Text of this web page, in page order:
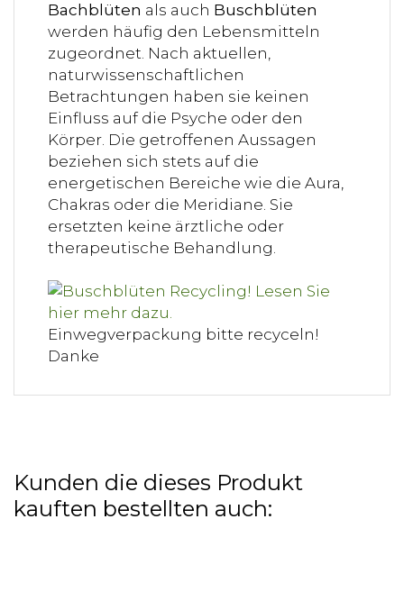
Bachblüten als auch Buschblüten
werden häufig den Lebensmitteln
zugeordnet. Nach aktuellen,
naturwissenschaftlichen
Betrachtungen haben sie keinen
Einfluss auf die Psyche oder den
Körper. Die getroffenen Aussagen
beziehen sich stets auf die
energetischen Bereiche wie die Aura,
Chakras oder die Meridiane. Sie
ersetzten keine ärztliche oder
therapeutische Behandlung.
Einwegverpackung bitte recyceln!
Danke
Kunden die dieses Produkt
kauften bestellten auch: